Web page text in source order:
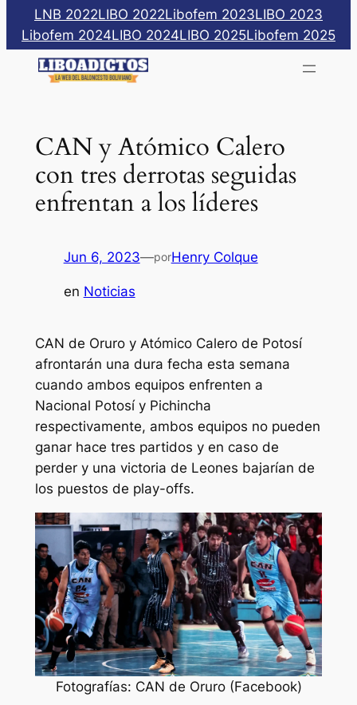
Saltar
contenido
LNB 2022LIBO 2022Libofem 2023LIBO 2023
Libofem 2024LIBO 2024LIBO 2025Libofem 2025
CAN y Atómico Calero
con tres derrotas seguidas
enfrentan a los líderes
Jun 6, 2023—porHenry Colque
en Noticias
CAN de Oruro y Atómico Calero de Potosí
afrontarán una dura fecha esta semana
cuando ambos equipos enfrenten a
Nacional Potosí y Pichincha
respectivamente, ambos equipos no pueden
ganar hace tres partidos y en caso de
perder y una victoria de Leones bajarían de
los puestos de play-offs.
Fotografías: CAN de Oruro (Facebook)